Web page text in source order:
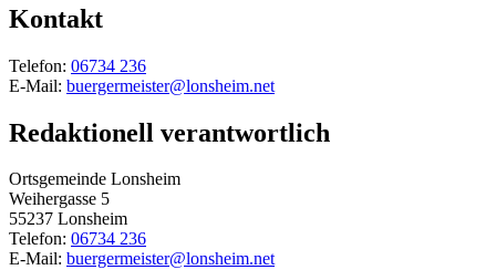
Kontakt
Telefon: 06734 236
E-Mail: buergermeister@lonsheim.net
Redaktionell verantwortlich
Ortsgemeinde Lonsheim
Weihergasse 5
55237 Lonsheim
Telefon: 06734 236
E-Mail: buergermeister@lonsheim.net